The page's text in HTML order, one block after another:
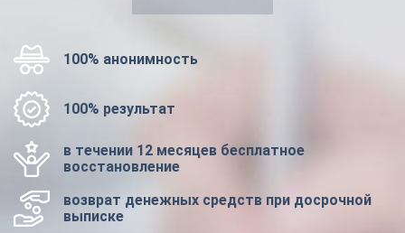
100% анонимность
100% результат
в течении 12 месяцев бесплатное
восстановление
возврат денежных средств при досрочной
выписке